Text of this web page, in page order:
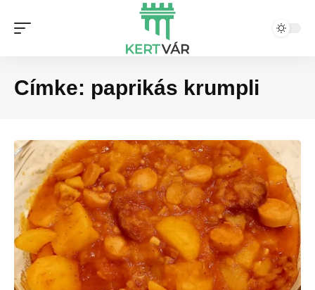
Címke: paprikás krumpli